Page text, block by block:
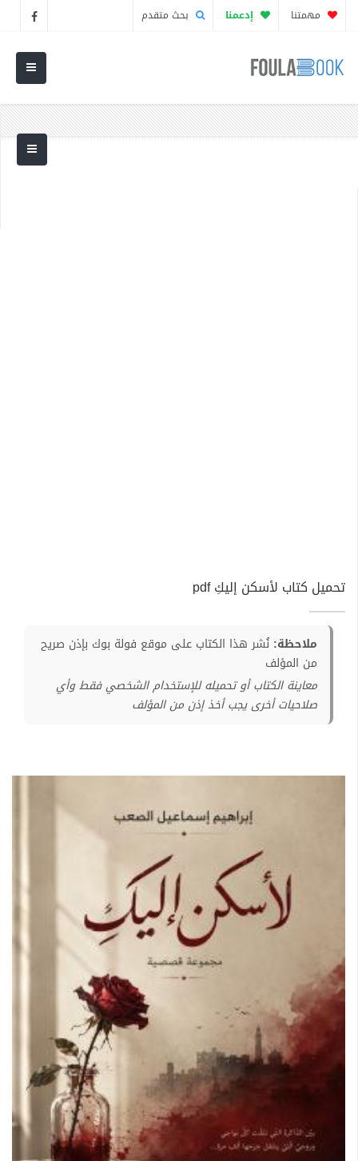
مهمتنا إدعمنا بحث متقدم
تحميل كتاب لأسكن إليكِ pdf
ملاحظة: نُشر هذا الكتاب على موقع فولة بوك بإذن صريح
من المؤلف
معاينة الكتاب أو تحميله للإستخدام الشخصي فقط وأي
صلاحيات أخرى يجب أخذ إذن من المؤلف